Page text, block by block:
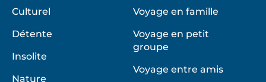
Culturel
Détente
Insolite
Nature
Voyage en famille
Voyage en petit
groupe
Voyage entre amis